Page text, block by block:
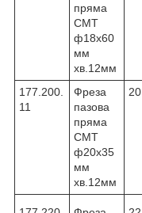
пряма
CMT
ф18х60
мм
хв.12мм
177.200.
11
Фреза
пазова
пряма
CMT
ф20х35
мм
хв.12мм
20